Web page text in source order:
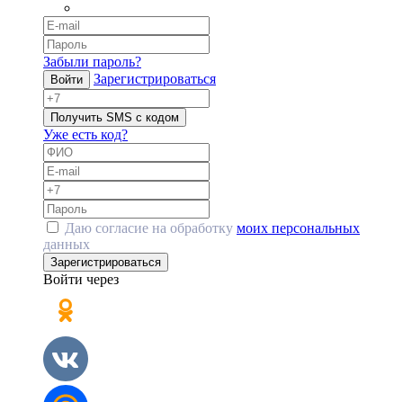
Забыли пароль?
Войти Зарегистрироваться
Получить SMS с кодом
Уже есть код?
Даю согласие на обработку моих персональных
данных
Зарегистрироваться
Войти через